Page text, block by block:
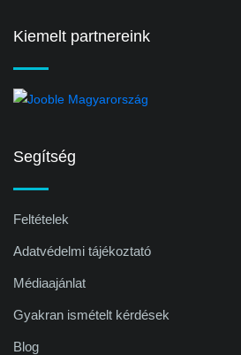
Kiemelt partnereink
Segítség
Feltételek
Adatvédelmi tájékoztató
Médiaajánlat
Gyakran ismételt kérdések
Blog